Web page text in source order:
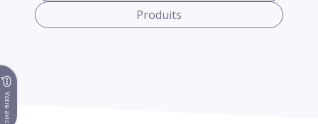
Produits
Votre avis